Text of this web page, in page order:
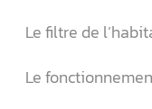
Le filtre de
Le